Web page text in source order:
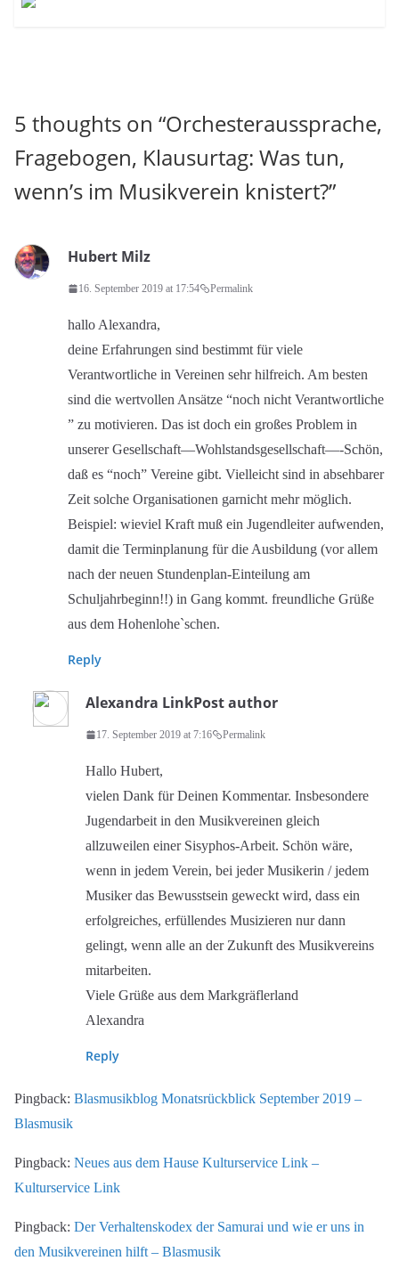
5 thoughts on “Orchesteraussprache,
Fragebogen, Klausurtag: Was tun,
wenn’s im Musikverein knistert?”
Hubert Milz
16. September 2019 at 17:54 Permalink
hallo Alexandra,
deine Erfahrungen sind bestimmt für viele
Verantwortliche in Vereinen sehr hilfreich. Am besten
sind die wertvollen Ansätze “noch nicht Verantwortliche
” zu motivieren. Das ist doch ein großes Problem in
unserer Gesellschaft—Wohlstandsgesellschaft—-Schön,
daß es “noch” Vereine gibt. Vielleicht sind in absehbarer
Zeit solche Organisationen garnicht mehr möglich.
Beispiel: wieviel Kraft muß ein Jugendleiter aufwenden,
damit die Terminplanung für die Ausbildung (vor allem
nach der neuen Stundenplan-Einteilung am
Schuljahrbeginn!!) in Gang kommt. freundliche Grüße
aus dem Hohenlohe`schen.
Reply
Alexandra LinkPost author
17. September 2019 at 7:16 Permalink
Hallo Hubert,
vielen Dank für Deinen Kommentar. Insbesondere
Jugendarbeit in den Musikvereinen gleich
allzuweilen einer Sisyphos-Arbeit. Schön wäre,
wenn in jedem Verein, bei jeder Musikerin / jedem
Musiker das Bewusstsein geweckt wird, dass ein
erfolgreiches, erfüllendes Musizieren nur dann
gelingt, wenn alle an der Zukunft des Musikvereins
mitarbeiten.
Viele Grüße aus dem Markgräflerland
Alexandra
Reply
Pingback: Blasmusikblog Monatsrückblick September 2019 –
Blasmusik
Pingback: Neues aus dem Hause Kulturservice Link –
Kulturservice Link
Pingback: Der Verhaltenskodex der Samurai und wie er uns in
den Musikvereinen hilft – Blasmusik